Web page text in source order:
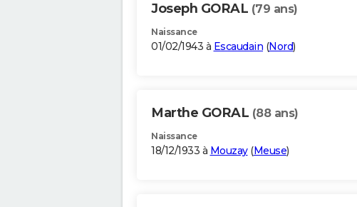
Joseph GORAL (79 ans)
Naissance
01/02/1943 à Escaudain (Nord)
Marthe GORAL (88 ans)
Naissance
18/12/1933 à Mouzay(Meuse)